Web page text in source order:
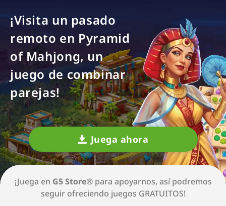
¡Visita un pasado
remoto en Pyramid
of Mahjong, un
juego de combinar
parejas!
Juega ahora
¡Juega en G5 Store®para apoyarnos, así podremos
seguir ofreciendo juegos GRATUITOS!